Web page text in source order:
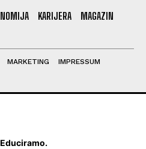
KARIJERA
MAGAZIN
MARKETING
IMPRESSUM